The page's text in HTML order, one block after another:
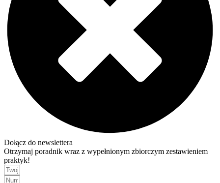
Dołącz do newslettera
Otrzymaj poradnik wraz z wypełnionym zbiorczym zestawieniem
praktyk!